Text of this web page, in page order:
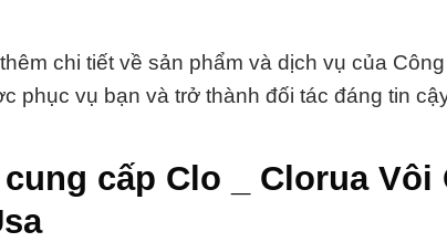
chi tiết về sản phẩm và dịch vụ của
phục vụ bạn và trở thành đối tác đáng tin
cấp Clo _ Clorua Vôi